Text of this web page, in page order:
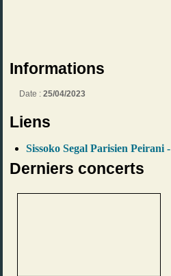
Informations
Date :25/04/2023
Liens
Sissoko Segal Parisien
Derniers concerts